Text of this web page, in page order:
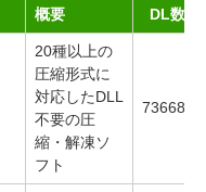
概要 DL数
20種以上の
圧縮形式に
対応したDLL
不要の圧
縮・解凍ソ
フト
73668